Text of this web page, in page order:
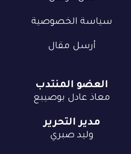
سياسة الخصوصية
أرسل مقال
العضو المنتدب
معاذ عادل بوصيبع
مدير التحرير
وليد صبري